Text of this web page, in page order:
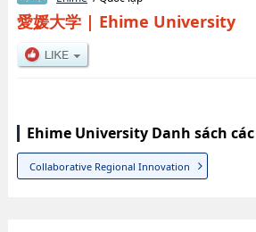
愛媛大学| Ehime University
Ehime University Danh sách
Collaborative Regional Innovation